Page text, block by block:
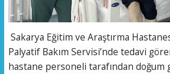
Sakarya Eğitim ve Araştırma
Palyatif Bakım Servisi’nde tedavi
hastane personeli tarafından doğum